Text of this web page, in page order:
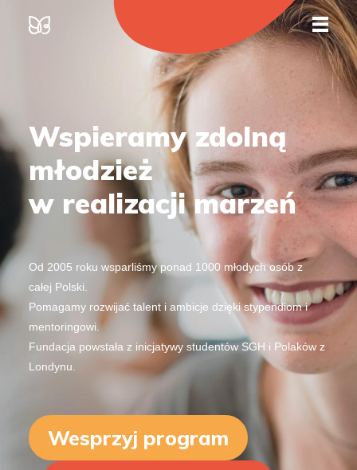
Main Navigation
Wspieramy zdolną
młodzież
w realizacji marzeń
Od 2005 roku wsparliśmy ponad 1000 młodych osób z
całej Polski.
Pomagamy rozwijać talent i ambicje dzięki stypendiom i
mentoringowi.
Fundacja powstała z inicjatywy studentów SGH i Polaków z
Londynu.
Wesprzyj program